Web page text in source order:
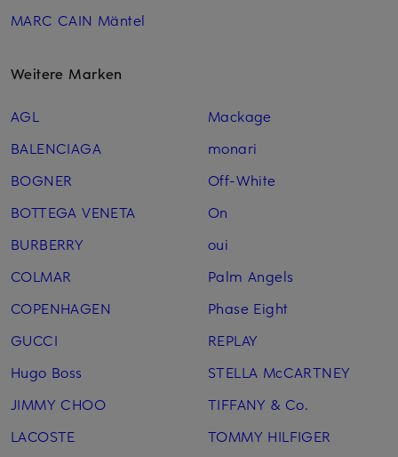
MARC CAIN Mäntel
Weitere Marken
AGL
BALENCIAGA
BOGNER
BOTTEGA VENETA
BURBERRY
COLMAR
COPENHAGEN
GUCCI
Hugo Boss
JIMMY CHOO
LACOSTE
Mackage
monari
Off-White
On
oui
Palm Angels
Phase Eight
REPLAY
STELLA McCARTNEY
TIFFANY & Co.
TOMMY HILFIGER